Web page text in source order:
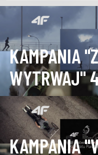
KAMPANIA
WYTRWAJ"
KAMPANIA